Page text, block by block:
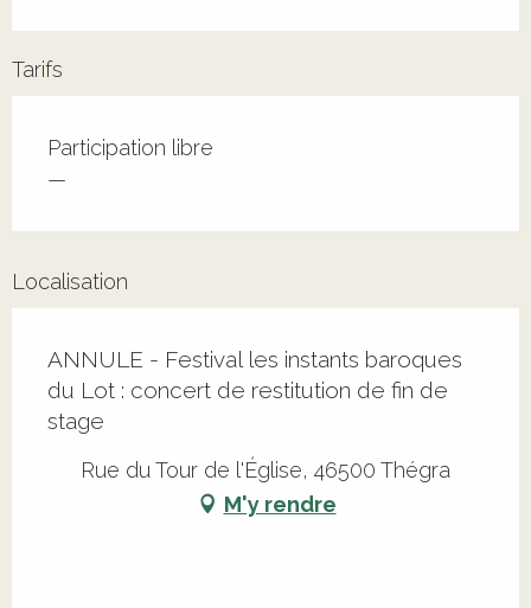
Tarifs
Tarifs 2026
Participation libre
—
Localisation
ANNULE - Festival les instants baroques
du Lot : concert de restitution de fin de
stage
Rue du Tour de l'Église, 46500 Thégra
M'y rendre